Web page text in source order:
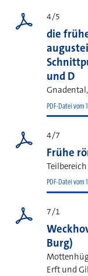
4/5
die
und D
PDF-Datei vom
4/7
Frühe
Teilbereich
PDF-Datei vom
7/1
Burg)
Erft und